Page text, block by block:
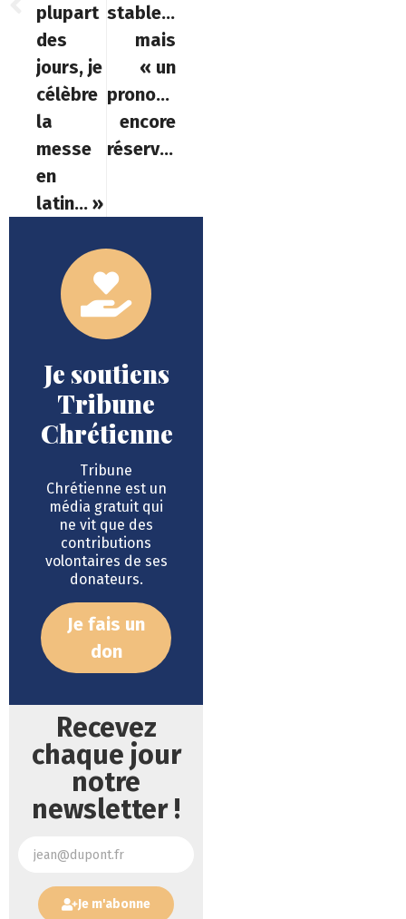
plupart
des
jours, je
célèbre
la
messe
en
latin… »
stables »,
mais
« un
pronostic
encore
réservé »
Je soutiens
Tribune
Chrétienne
Tribune
Chrétienne est un
média gratuit qui
ne vit que des
contributions
volontaires de ses
donateurs.
Je fais un
don
Recevez
chaque jour
notre
newsletter !
Je m'abonne